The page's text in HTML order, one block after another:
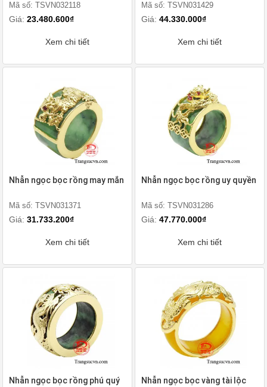
Mã số: TSVN032118
Giá: 23.480.600₫
Xem chi tiết
Mã số: TSVN031429
Giá: 44.330.000₫
Xem chi tiết
Nhẫn ngọc bọc rồng may mắn
Mã số: TSVN031371
Giá: 31.733.200₫
Xem chi tiết
Nhẫn ngọc bọc rồng uy quyền
Mã số: TSVN031286
Giá: 47.770.000₫
Xem chi tiết
Nhẫn ngọc bọc rồng phú quý Nhẫn ngọc bọc vàng tài lộc